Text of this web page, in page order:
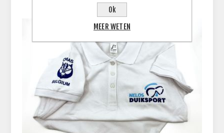
Ok
MEER WETEN